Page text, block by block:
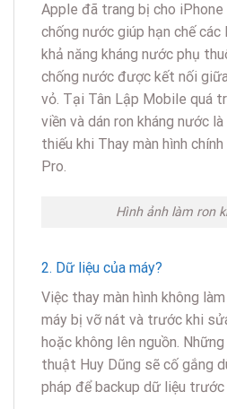
Apple đã trang bị cho
chống nước giúp hạn chế các
khả năng kháng nước phụ
chống nước được kết nối
vỏ. Tại Tân Lập Mobile quá
viền và dán ron kháng nước
thiếu khi Thay màn hình
Pro.
Hình ảnh làm ron
2. Dữ liệu của máy?
Việc thay màn hình không
máy bị vỡ nát và trước khi
hoặc không lên nguồn.
thuật Huy Dũng sẽ cố gắng
pháp để backup dữ liệu trước